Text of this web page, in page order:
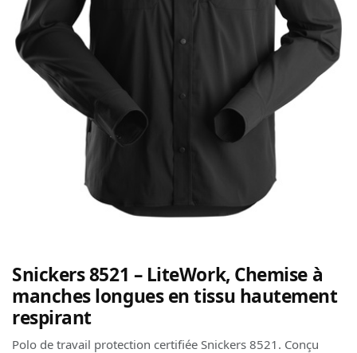
Snickers 8521 – LiteWork, Chemise à
manches longues en tissu hautement
respirant
Polo de travail protection certifiée Snickers 8521. Conçu